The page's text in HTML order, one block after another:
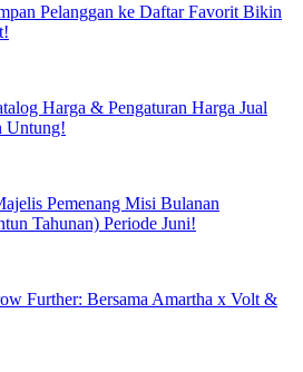
Pelanggan ke Daftar Favorit Bikin
Harga & Pengaturan Harga Jual
Untung!
Pemenang Misi Bulanan
Tahunan) Periode Juni!
Further: Bersama Amartha x Volt &